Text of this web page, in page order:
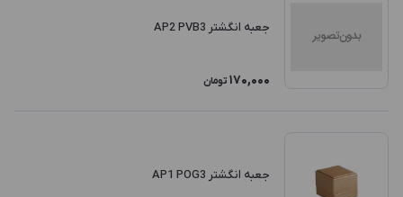
جعبه انگشتر AP2 PVB3
170,000 تومان
جعبه انگشتر AP1 POG3